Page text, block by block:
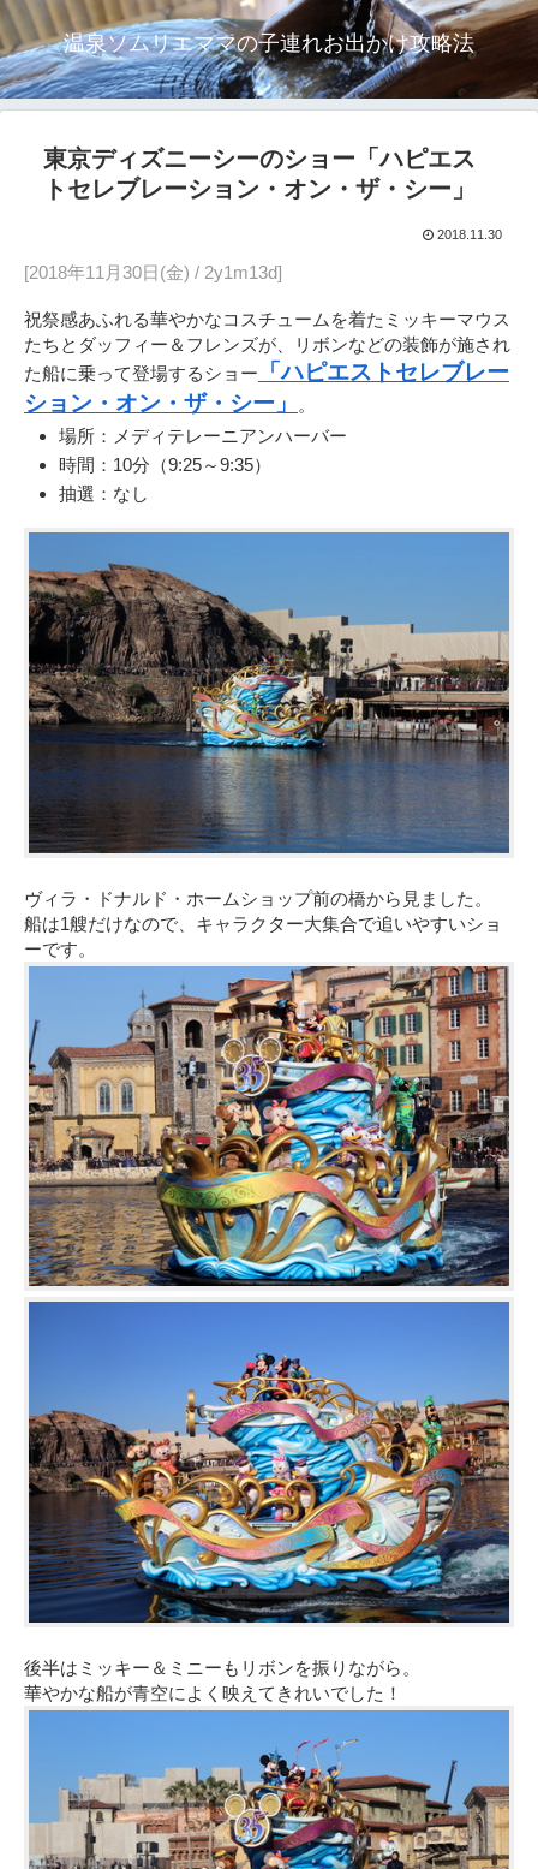
温泉ソムリエママの子連れお出かけ攻略法
東京ディズニーシーのショー「ハピエス
トセレブレーション・オン・ザ・シー」
2018.11.30
[2018年11月30日(金) / 2y1m13d]
祝祭感あふれる華やかなコスチュームを着たミッキーマウス
たちとダッフィー＆フレンズが、リボンなどの装飾が施され
た船に乗って登場するショー
「ハピエストセレブレー
ション・オン・ザ・シー」
。
場所：メディテレーニアンハーバー
時間：10分（9:25～9:35）
抽選：なし
ヴィラ・ドナルド・ホームショップ前の橋から見ました。
船は1艘だけなので、キャラクター大集合で追いやすいショ
ーです。
後半はミッキー＆ミニーもリボンを振りながら。
華やかな船が青空によく映えてきれいでした！